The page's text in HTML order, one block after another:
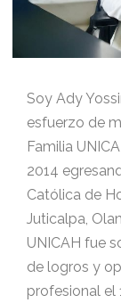
Soy Ady
esfuerzo de
Familia
2014
Católica de
Juticalpa,
UNICAH fue
de logros y
profesional el